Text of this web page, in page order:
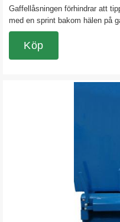
Gaffellåsningen förhindrar att
med en sprint bakom hälen på gaffeln. Fungerar på
600 liter och uppåt vid standard
Köp